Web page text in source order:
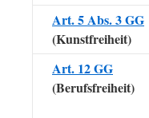
Art. 5 Abs. 3 GG
(Kunstfreiheit)
Art. 12 GG
(Berufsfreiheit)